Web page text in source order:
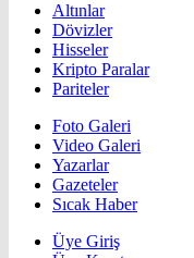
Altınlar
Dövizler
Hisseler
Kripto Paralar
Pariteler
Foto Galeri
Video Galeri
Yazarlar
Gazeteler
Sıcak Haber
Üye Giriş